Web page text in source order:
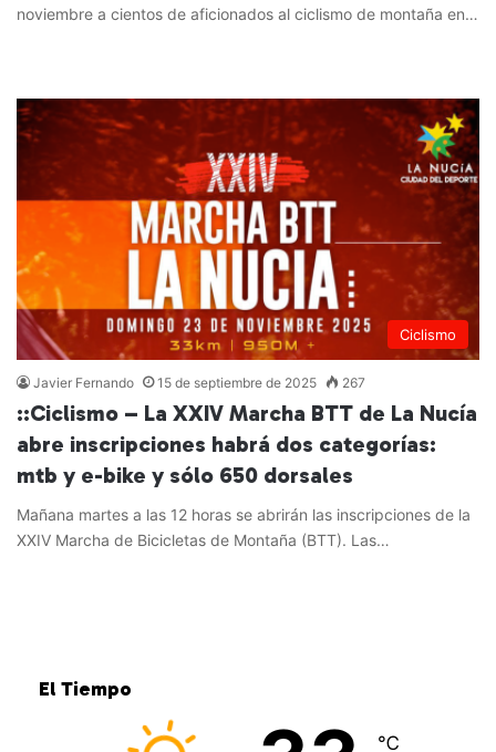
noviembre a cientos de aficionados al ciclismo de montaña en…
Ciclismo
Javier Fernando 15 de septiembre de 2025 267
::Ciclismo – La XXIV Marcha BTT de La Nucía
abre inscripciones habrá dos categorías:
mtb y e-bike y sólo 650 dorsales
Mañana martes a las 12 horas se abrirán las inscripciones de la
XXIV Marcha de Bicicletas de Montaña (BTT). Las…
El Tiempo
℃